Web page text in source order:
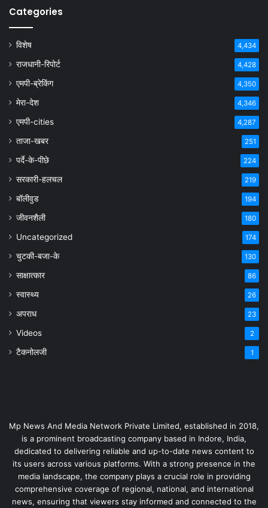
Categories
विशेष 4,434
राजधानी-रिपोर्ट 4,428
एमपी-ब्रेकिंग 4,350
मेरा-देश 4,346
एमपी-cities 4,287
ताजा-खबर 251
पर्दे-के-पीछे 224
सरकारी-हलचल 219
बॉलीवुड 194
जीवनशैली 180
Uncategorized 174
चुटकी-बजा-के 130
साक्षात्कार 86
स्वास्थ्य 26
अपराध 23
Videos 2
टैकनोलजी 1
Mp News And Media Network Private Limited, established in 2018,
is a prominent broadcasting company based in Indore, India,
dedicated to delivering reliable and up-to-date news content to
its users across various platforms. With a strong presence in the
media landscape, the company plays a crucial role in providing
comprehensive coverage of regional, national, and international
news, ensuring that viewers stay informed and connected to the